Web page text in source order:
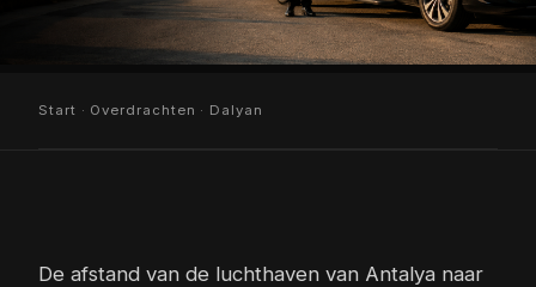
Start · Overdrachten · Dalyan
De afstand van de luchthaven van Antalya naar